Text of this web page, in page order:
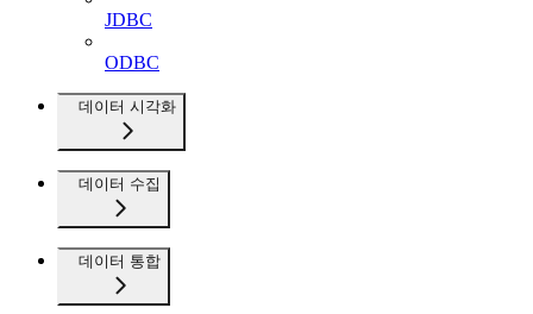
JDBC
ODBC
데이터 시각화
데이터 수집
데이터 통합